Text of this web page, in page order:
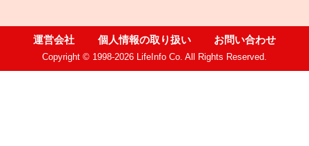
運営会社 個人情報の取り扱い お問い合わせ
Copyright © 1998-2026 LifeInfo Co. All Rights Reserved.